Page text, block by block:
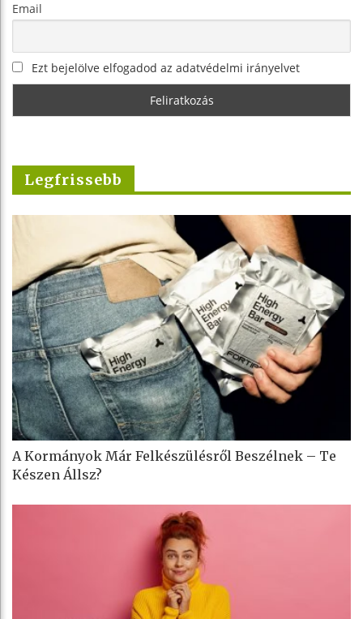
Email
Ezt bejelölve elfogadod az adatvédelmi irányelvet
Legfrissebb
A Kormányok Már Felkészülésről Beszélnek – Te
Készen Állsz?